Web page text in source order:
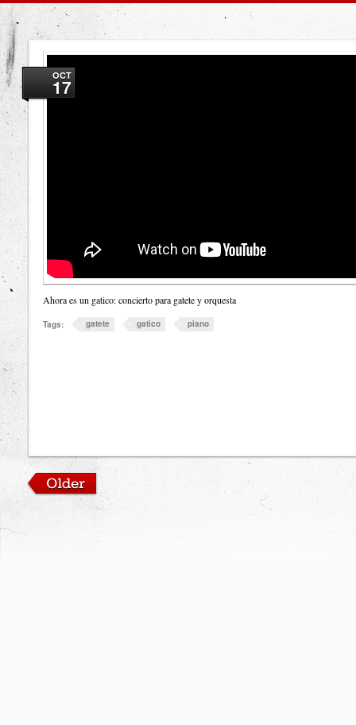
OCT
17
Ahora es un gatico: concierto para gatete y orquesta
Tags: gatete gatico piano